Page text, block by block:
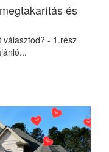
és
választod? - 1.rész